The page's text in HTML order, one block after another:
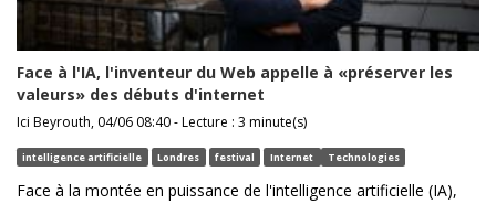
Face à l'IA, l'inventeur du Web appelle à «préserver les
valeurs» des débuts d'internet
Ici Beyrouth, 04/06 08:40 - Lecture : 3 minute(s)
intelligence artificielle Londres festival Internet Technologies
Face à la montée en puissance de l'intelligence artificielle (IA),